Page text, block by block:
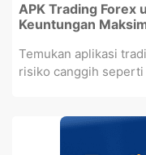
APK Trading Forex
Keuntungan
Temukan aplikasi
risiko canggih